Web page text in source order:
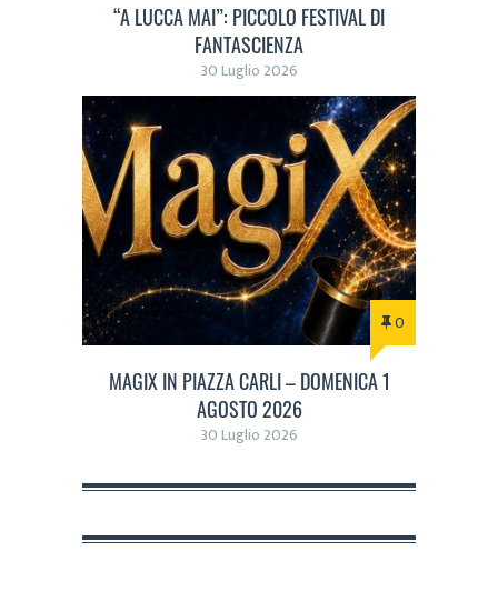
“A LUCCA MAI”: PICCOLO FESTIVAL DI
FANTASCIENZA
30 Luglio 2026
0
MAGIX IN PIAZZA CARLI – DOMENICA 1
AGOSTO 2026
30 Luglio 2026